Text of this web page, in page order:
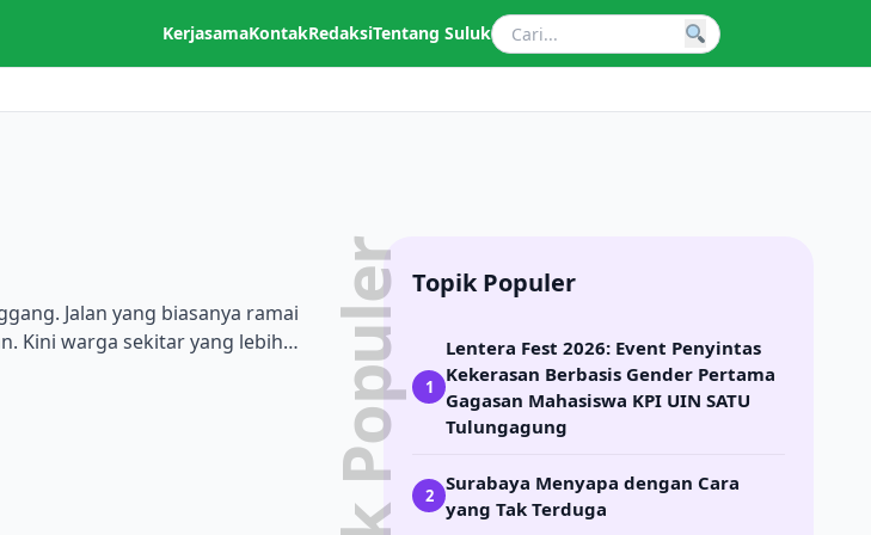
KerjasamaKontakRedaksiTentang Suluk
Jalan yang biasanya ramai
Kini warga sekitar yang lebih
Topik Populer
1
Lentera Fest 2026: Event Penyintas
Kekerasan Berbasis Gender Pertama
Gagasan Mahasiswa KPI UIN SATU
Tulungagung
2
Surabaya Menyapa dengan Cara
yang Tak Terduga